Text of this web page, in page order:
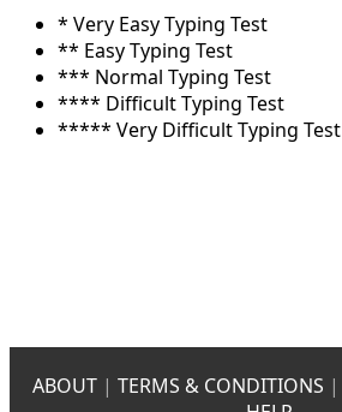
* Very Easy Typing Test
** Easy Typing Test
*** Normal Typing Test
**** Difficult Typing Test
***** Very Difficult Typing Test
ABOUT| TERMS & CONDITIONS |